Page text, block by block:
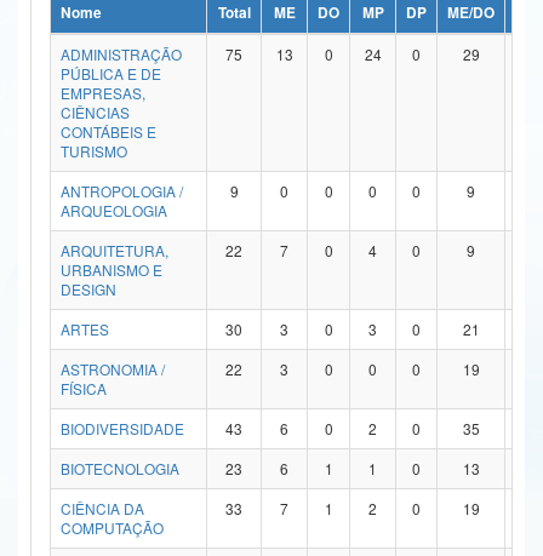
Ministério da Ciência, Tecnologia, Inovações e Comunicações
Ministério do Meio Ambiente
Ministério do Turismo
Ministério do Desenvolvimento Regional
Controladoria-Geral da União
Ministério da Mulher, da Família e dos Direitos Humanos
Secretaria de Governo
Advocacia-Geral da União
Banco Central do Brasil
Nome Total ME DO MP DP ME/DO
ADMINISTRAÇÃO
PÚBLICA E DE
EMPRESAS,
CIÊNCIAS
CONTÁBEIS E
TURISMO
75 13 0 24 0 29
ANTROPOLOGIA /
ARQUEOLOGIA
9 0 0 0 0 9
ARQUITETURA,
URBANISMO E
DESIGN
22 7 0 4 0 9
ARTES 30 3 0 3 0 21
ASTRONOMIA /
FÍSICA
22 3 0 0 0 19
BIODIVERSIDADE 43 6 0 2 0 35
BIOTECNOLOGIA
23 6 1 1 0 13
CIÊNCIA DA
COMPUTAÇÃO
33 7 1 2 0 19